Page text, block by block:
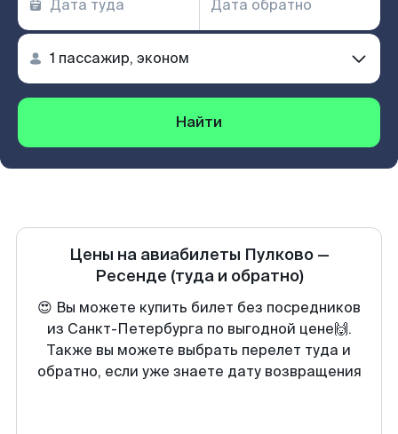
Найти
Цены на авиабилеты Пулково—
Ресенде (туда и обратно)
😍 Вы можете купить билет без посредников
из Санкт-Петербурга по выгодной цене🙌.
Также вы можете выбрать перелет туда и
обратно, если уже знаете дату возвращения